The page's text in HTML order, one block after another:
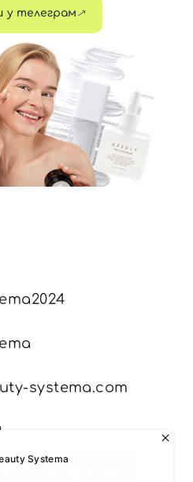
у телеграм
systema.com